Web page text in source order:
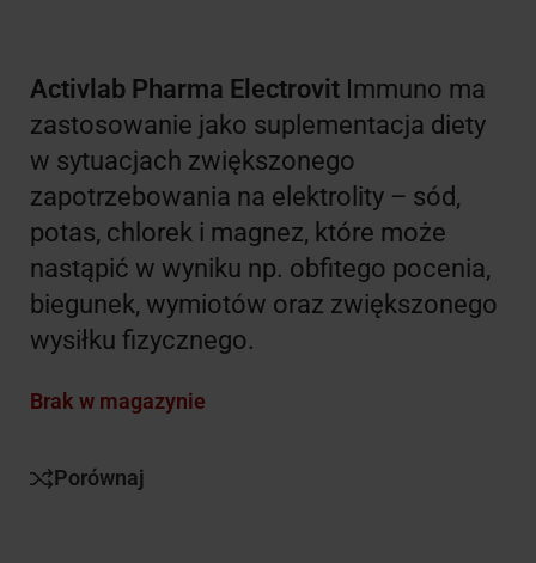
Activlab Pharma Electrovit Immuno ma
zastosowanie jako suplementacja diety
w sytuacjach zwiększonego
zapotrzebowania na elektrolity – sód,
potas, chlorek i magnez, które może
nastąpić w wyniku np. obfitego pocenia,
biegunek, wymiotów oraz zwiększonego
wysiłku fizycznego.
Brak w magazynie
Porównaj